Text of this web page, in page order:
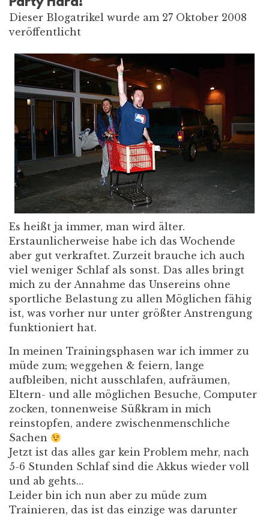
Dieser Blogatrikel wurde am 27 Oktober 2008
veröffentlicht
Es heißt ja immer, man wird älter.
Erstaunlicherweise habe ich das Wochende
aber gut verkraftet. Zurzeit brauche ich auch
viel weniger Schlaf als sonst. Das alles bringt
mich zu der Annahme das Unsereins ohne
sportliche Belastung zu allen Möglichen fähig
ist, was vorher nur unter größter Anstrengung
funktioniert hat.
In meinen Trainingsphasen war ich immer zu
müde zum; weggehen & feiern, lange
aufbleiben, nicht ausschlafen, aufräumen,
Eltern- und alle möglichen Besuche, Computer
zocken, tonnenweise Süßkram in mich
reinstopfen, andere zwischenmenschliche
Sachen
Jetzt ist das alles gar kein Problem mehr, nach
5-6 Stunden Schlaf sind die Akkus wieder voll
und ab gehts…
Leider bin ich nun aber zu müde zum
Trainieren, das ist das einzige was darunter